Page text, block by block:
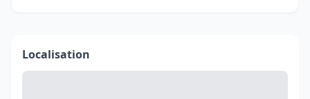
Localisation